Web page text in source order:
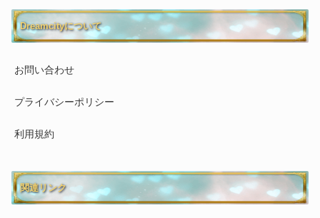
Dreamcityについて
お問い合わせ
プライバシーポリシー
利用規約
関連リンク